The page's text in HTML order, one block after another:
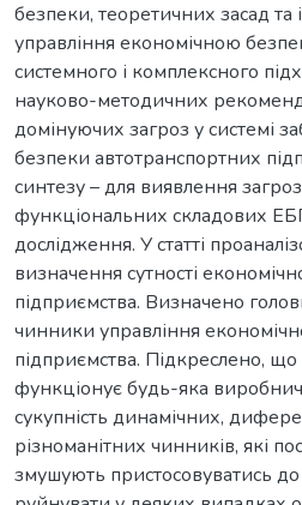
безпеки, теоретичних засад та
управління економічною
системного і комплексного
науково-методичних
домінуючих загроз у системі
безпеки автотранспортних
синтезу – для виявлення
функціональних складових
дослідження. У статті
визначення сутності
підприємства. Визначено
чинники управління
підприємства. Підкреслено,
функціонує будь-яка
сукупність динамічних,
різноманітних чинників, які
змушують пристосовуватись до